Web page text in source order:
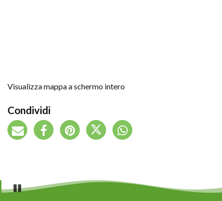
Visualizza mappa a schermo intero
Condividi
Pause